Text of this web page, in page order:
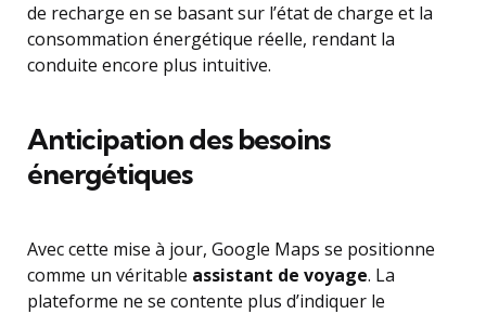
de recharge en se basant sur l’état de charge et la
consommation énergétique réelle, rendant la
conduite encore plus intuitive.
Anticipation des besoins
énergétiques
Avec cette mise à jour, Google Maps se positionne
comme un véritable assistant de voyage. La
plateforme ne se contente plus d’indiquer le